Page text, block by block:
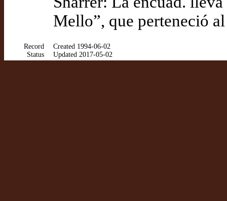
Mello”, que perteneció
Record
Status
Created 1994-06-02
Updated 2017-05-02